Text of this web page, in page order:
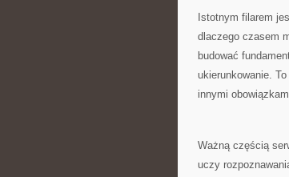
Istotnym filarem
dlaczego czasem
budować
ukierunkowanie.
innymi
Ważną częścią
uczy